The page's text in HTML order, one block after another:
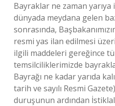
Bayraklar ne zaman
dünyada meydana gelen
sonrasında,
resmi yas ilan edilmesi
ilgili maddeleri gereğince
temsilciliklerimizde
Bayrağı ne kadar yarıda
tarih ve sayılı Resmi
duruşunun ardından